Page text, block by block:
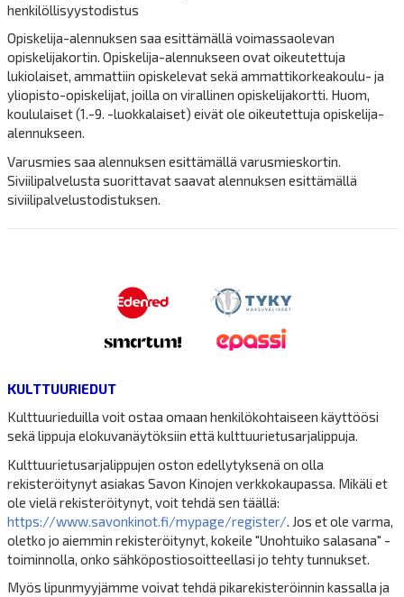
henkilöllisyystodistus
Opiskelija-alennuksen saa esittämällä voimassaolevan
opiskelijakortin. Opiskelija-alennukseen ovat oikeutettuja
lukiolaiset, ammattiin opiskelevat sekä ammattikorkeakoulu- ja
yliopisto-opiskelijat, joilla on virallinen opiskelijakortti. Huom,
koululaiset (1.-9. -luokkalaiset) eivät ole oikeutettuja opiskelija-
alennukseen.
Varusmies saa alennuksen esittämällä varusmieskortin.
Siviilipalvelusta suorittavat saavat alennuksen esittämällä
siviilipalvelustodistuksen.
KULTTUURIEDUT
Kulttuurieduilla voit ostaa omaan henkilökohtaiseen käyttöösi
sekä lippuja elokuvanäytöksiin että kulttuurietusarjalippuja.
Kulttuurietusarjalippujen oston edellytyksenä on olla
rekisteröitynyt asiakas Savon Kinojen verkkokaupassa. Mikäli et
ole vielä rekisteröitynyt, voit tehdä sen täällä:
https://www.savonkinot.fi/mypage/register/. Jos et ole varma,
oletko jo aiemmin rekisteröitynyt, kokeile "Unohtuiko salasana" -
toiminnolla, onko sähköpostiosoitteellasi jo tehty tunnukset.
Myös lipunmyyjämme voivat tehdä pikarekisteröinnin kassalla ja